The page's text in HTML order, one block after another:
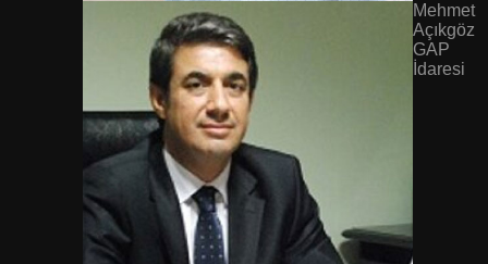
Mehmet
Açıkgöz
GAP
İdaresi